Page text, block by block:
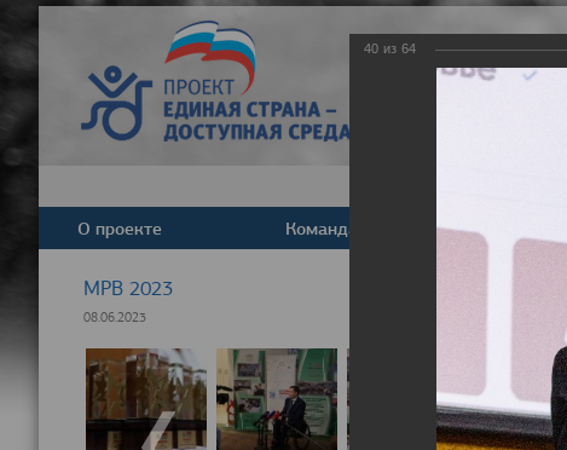
О проекте Команда
МРВ 2023
08.06.2023
40 из 64